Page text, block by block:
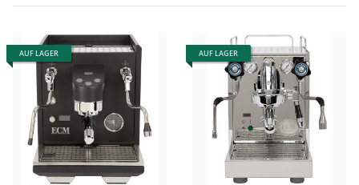
AUF LAGER AUF LAGER